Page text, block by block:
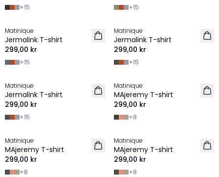
+15 +15
2 for 500 SEK
NYHET
Matinique
Jermalink T-shirt
299,00 kr
+15
2 for 500 SEK
NYHET
Matinique
Jermalink T-shirt
299,00 kr
+15
2 for 500 SEK
NYHET
Matinique
Jermalink T-shirt
299,00 kr
+15
2 for 500 SEK
NYHET
Matinique
MAjeremy T-shirt
299,00 kr
+8
2 for 500 SEK
NYHET
Matinique
MAjeremy T-shirt
299,00 kr
+8
2 for 500 SEK
NYHET
Matinique
MAjeremy T-shirt
299,00 kr
+8